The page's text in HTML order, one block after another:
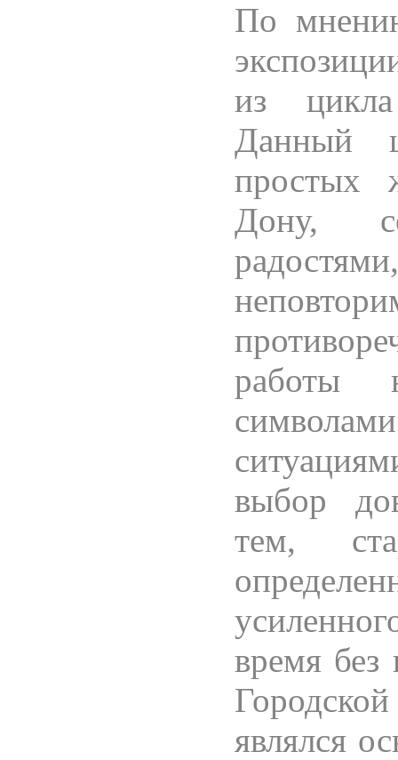
По
из цикла
Данный
простых
Дону,
работы
выбор
тем,
время без
являлся